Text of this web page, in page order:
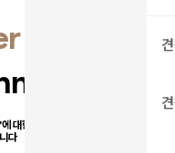
1
대한
다